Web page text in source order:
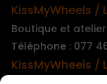
KissMyWheels /
Boutique et atelier
Téléphone : 077
KissMyWheels /